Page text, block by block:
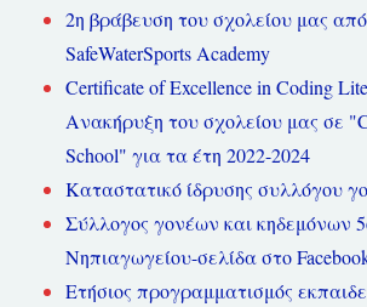
2η βράβευση του σχολείου μας
SafeWaterSports Academy
Certificate of Excellence in Coding
Ανακήρυξη του σχολείου μας σε
School" για τα έτη 2022-2024
Καταστατικό ίδρυσης συλλόγου
Σύλλογος γονέων και κηδεμόνων
Νηπιαγωγείου-σελίδα στο
Ετήσιος προγραμματισμός